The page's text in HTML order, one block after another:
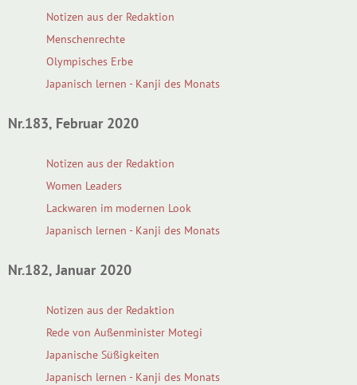
Notizen aus der Redaktion
Menschenrechte
Olympisches Erbe
Japanisch lernen - Kanji des Monats
Nr.183, Februar 2020
Notizen aus der Redaktion
Women Leaders
Lackwaren im modernen Look
Japanisch lernen - Kanji des Monats
Nr.182, Januar 2020
Notizen aus der Redaktion
Rede von Außenminister Motegi
Japanische Süßigkeiten
Japanisch lernen - Kanji des Monats